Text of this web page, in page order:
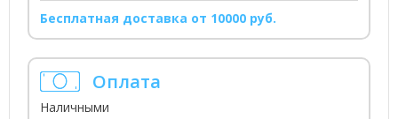
Бесплатная доставка от 10000 руб.
Оплата
Наличными